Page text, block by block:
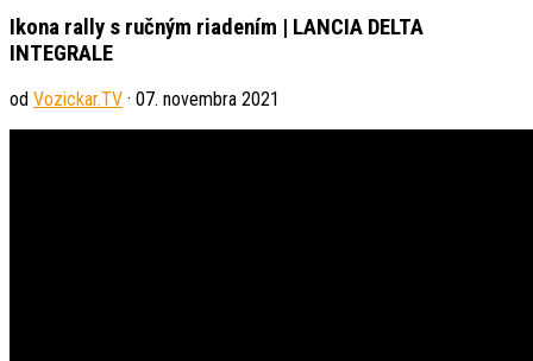
Ikona rally s ručným riadením | LANCIA DELTA
INTEGRALE
od Vozickar.TV · 07. novembra 2021